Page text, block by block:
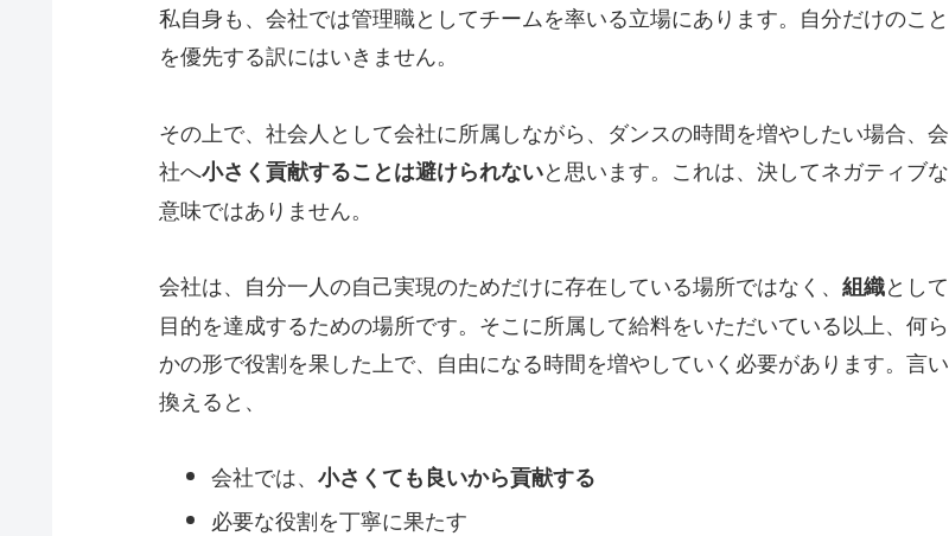
私自身も、会社では管理職としてチームを率いる立場にあります。自分だけのこと
を優先する訳にはいきません。
その上で、社会人として会社に所属しながら、ダンスの時間を増やしたい場合、会
社へ小さく貢献することは避けられないと思います。これは、決してネガティブな
意味ではありません。
会社は、自分一人の自己実現のためだけに存在している場所ではなく、 組織として
目的を達成するための場所です。そこに所属して給料をいただいている以上、何ら
かの形で役割を果した上で、自由になる時間を増やしていく必要があります。言い
換えると、
会社では、 小さくても良いから貢献する
必要な役割を丁寧に果たす